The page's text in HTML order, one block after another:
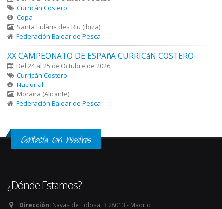
Curricán Costero
Copa
Santa Eulària des Riu (Ibiza)
Federación Balear de Pesca
XX CAMPEONATO DE ESPAñA CURRICáN COSTERO
Del 24 al 25 de Octubre de 2026
Curricán Costero
Nacional
Moraira (Alicante)
Federación Balear de Pesca
Contacta con nosotros
¿Dónde Estamos?
Dirección: Navas de Tolosa, 3 28013 - Madrid